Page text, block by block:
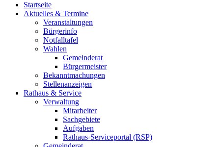
Startseite
Aktuelles & Termine
Veranstaltungen
Bürgerinfo
Notfalltafel
Wahlen
Gemeinderat
Bürgermeister
Bekanntmachungen
Stellenanzeigen
Rathaus & Service
Verwaltung
Mitarbeiter
Sachgebiete
Aufgaben
Rathaus-Serviceportal (RSP)